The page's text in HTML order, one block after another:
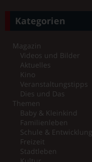
Kategorien
Magazin
Videos und Bilder
Aktuelles
Kino
Veranstaltungstipps
Dies und Das
Themen
Baby & Kleinkind
Familienleben
Schule & Entwicklung
Freizeit
Stadtleben